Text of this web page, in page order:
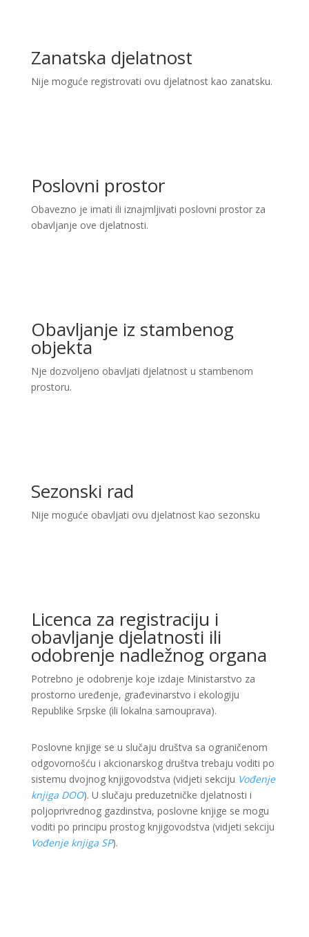
Zanatska djelatnost
Nije moguće registrovati ovu djelatnost kao zanatsku.
Poslovni prostor
Obavezno je imati ili iznajmljivati poslovni prostor za
obavljanje ove djelatnosti.
Obavljanje iz stambenog
objekta
Nje dozvoljeno obavljati djelatnost u stambenom
prostoru.
Sezonski rad
Nije moguće obavljati ovu djelatnost kao sezonsku
Licenca za registraciju i
obavljanje djelatnosti ili
odobrenje nadležnog organa
Potrebno je odobrenje koje izdaje Ministarstvo za
prostorno uređenje, građevinarstvo i ekologiju
Republike Srpske (ili lokalna samouprava).
Poslovne knjige se u slučaju društva sa ograničenom
odgovornošću i akcionarskog društva trebaju voditi po
sistemu dvojnog knjigovodstva (vidjeti sekciju Vođenje
knjiga DOO). U slučaju preduzetničke djelatnosti i
poljoprivrednog gazdinstva, poslovne knjige se mogu
voditi po principu prostog knjigovodstva (vidjeti sekciju
Vođenje knjiga SP).